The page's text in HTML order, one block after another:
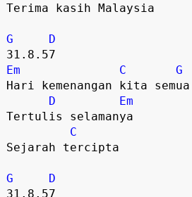
Terima kasih Malaysia
G
D
Em
C
G
Hari kemenangan kita semua
D
Em
Tertulis selamanya
C
Sejarah tercipta
G
D